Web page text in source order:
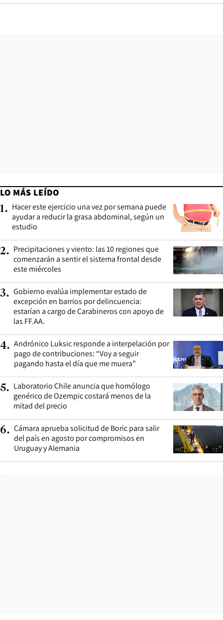
LO MÁS LEÍDO
1. Hacer este ejercicio una vez por semana puede
ayudar a reducir la grasa abdominal, según un
estudio
2. Precipitaciones y viento: las 10 regiones que
comenzarán a sentir el sistema frontal desde
este miércoles
3. Gobierno evalúa implementar estado de
excepción en barrios por delincuencia:
estarían a cargo de Carabineros con apoyo de
las FF.AA.
4. Andrónico Luksic responde a interpelación por
pago de contribuciones: “Voy a seguir
pagando hasta el día que me muera”
5. Laboratorio Chile anuncia que homólogo
genérico de Ozempic costará menos de la
mitad del precio
6. Cámara aprueba solicitud de Boric para salir
del país en agosto por compromisos en
Uruguay y Alemania